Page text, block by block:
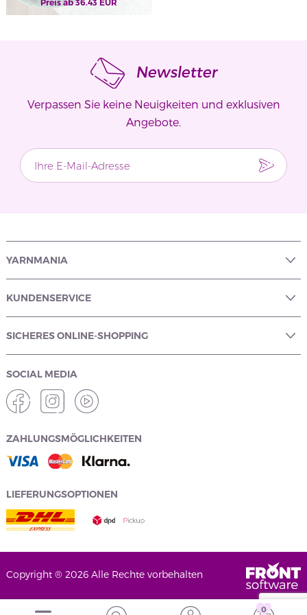
452-07
Preis ab 36.43 EUR
Newsletter
Verpassen Sie keine Neuigkeiten und exklusiven
Angebote.
YARNMANIA
KUNDENSERVICE
SICHERES ONLINE-SHOPPING
SOCIAL MEDIA
ZAHLUNGSMÖGLICHKEITEN
LIEFERUNGSOPTIONEN
Copyright ® 2026 Alle Rechte vorbehalten
0